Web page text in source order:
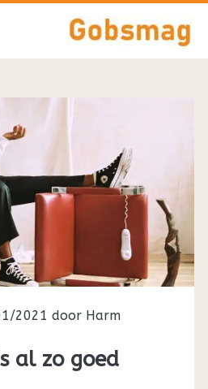
2021 door Harm
al zo goed